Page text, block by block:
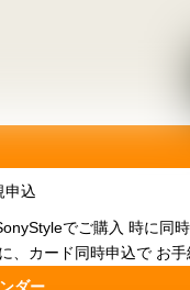
申込
でご購入 時に同
、カード同時申込で お手
ダー